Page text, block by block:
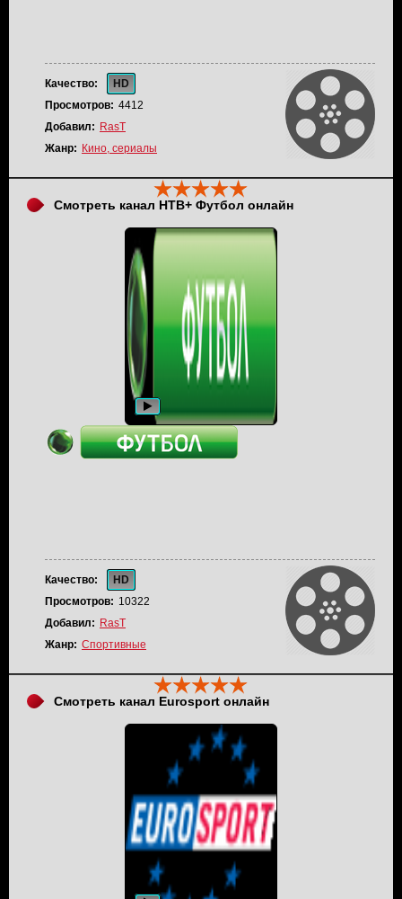
Качество:
HD
Просмотров: 4412
Добавил: RasT
Жанр: Кино, сериалы
Смотреть канал НТВ+ Футбол онлайн
Качество:
HD
Просмотров: 10322
Добавил: RasT
Жанр: Спортивные
Смотреть канал Eurosport онлайн